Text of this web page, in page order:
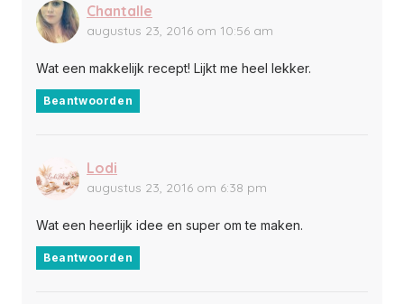
Chantalle
augustus 23, 2016 om 10:56 am
Wat een makkelijk recept! Lijkt me heel lekker.
Beantwoorden
Lodi
augustus 23, 2016 om 6:38 pm
Wat een heerlijk idee en super om te maken.
Beantwoorden